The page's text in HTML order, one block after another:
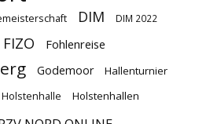
DIM DIM 2022
FIZO Fohlenreise
Godemoor Hallenturnier
Holstenhalle Holstenhallen